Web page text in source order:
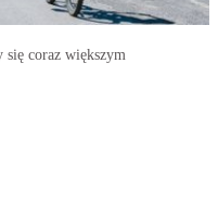
coraz większym